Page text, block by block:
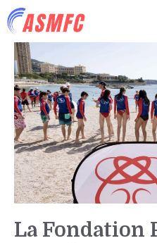
Aller
au
contenu
La Fondation